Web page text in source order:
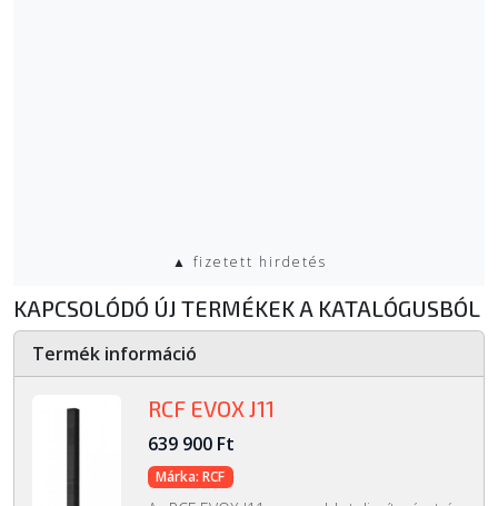
▲ fizetett hirdetés
KAPCSOLÓDÓ ÚJ TERMÉKEK A KATALÓGUSBÓL
Termék információ
RCF EVOX J11
639 900 Ft
Márka: RCF